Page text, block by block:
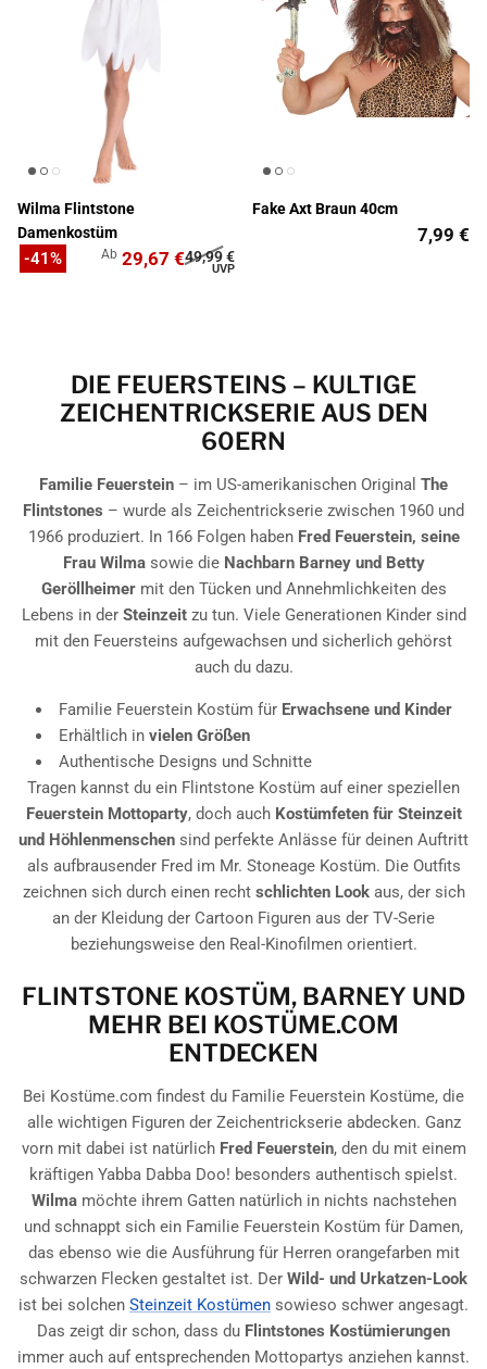
Wilma Flintstone
Damenkostüm
Ab 29,67 €49,99 €
-41%
Fake Axt Braun 40cm
7,99 €
DIE FEUERSTEINS – KULTIGE
ZEICHENTRICKSERIE AUS DEN
60ERN
Familie Feuerstein – im US-amerikanischen Original The
Flintstones – wurde als Zeichentrickserie zwischen 1960 und
1966 produziert. In 166 Folgen haben Fred Feuerstein, seine
Frau Wilmasowie die Nachbarn Barney und Betty
Geröllheimermit den Tücken und Annehmlichkeiten des
Lebens in der Steinzeitzu tun. Viele Generationen Kinder sind
mit den Feuersteins aufgewachsen und sicherlich gehörst
auch du dazu.
Familie Feuerstein Kostüm für Erwachsene und Kinder
Erhältlich in vielen Größen
Authentische Designs und Schnitte
Tragen kannst du ein Flintstone Kostüm auf einer speziellen
Feuerstein Mottoparty, doch auch Kostümfeten für Steinzeit
und Höhlenmenschen sind perfekte Anlässe für deinen Auftritt
als aufbrausender Fred im Mr. Stoneage Kostüm. Die Outfits
zeichnen sich durch einen recht schlichten Lookaus, der sich
an der Kleidung der Cartoon Figuren aus der TV-Serie
beziehungsweise den Real-Kinofilmen orientiert.
FLINTSTONE KOSTÜM, BARNEY UND
MEHR BEI KOSTÜME.COM
ENTDECKEN
Bei Kostüme.com findest du Familie Feuerstein Kostüme, die
alle wichtigen Figuren der Zeichentrickserie abdecken. Ganz
vorn mit dabei ist natürlich Fred Feuerstein, den du mit einem
kräftigen Yabba Dabba Doo! besonders authentisch spielst.
Wilmamöchte ihrem Gatten natürlich in nichts nachstehen
und schnappt sich ein Familie Feuerstein Kostüm für Damen,
das ebenso wie die Ausführung für Herren orangefarben mit
schwarzen Flecken gestaltet ist. Der Wild- und Urkatzen-Look
ist bei solchen Steinzeit Kostümen sowieso schwer angesagt.
Das zeigt dir schon, dass du Flintstones Kostümierungen
immer auch auf entsprechenden Mottopartys anziehen kannst.